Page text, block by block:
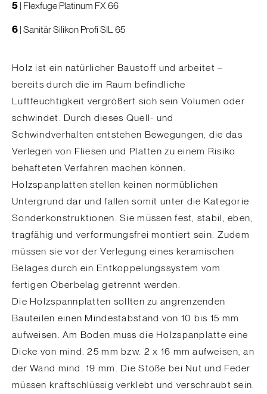
5 Flexfuge Platinum FX 66
6 Sanitär Silikon Profi SIL 65
Holz ist ein natürlicher Baustoff und arbeitet –
bereits durch die im Raum befindliche
Luftfeuchtigkeit vergrößert sich sein Volumen oder
schwindet. Durch dieses Quell- und
Schwindverhalten entstehen Bewegungen, die das
Verlegen von Fliesen und Platten zu einem Risiko
behafteten Verfahren machen können.
Holzspanplatten stellen keinen normüblichen
Untergrund dar und fallen somit unter die Kategorie
Sonderkonstruktionen. Sie müssen fest, stabil, eben,
tragfähig und verformungsfrei montiert sein. Zudem
müssen sie vor der Verlegung eines keramischen
Belages durch ein Entkoppelungssystem vom
fertigen Oberbelag getrennt werden.
Die Holzspannplatten sollten zu angrenzenden
Bauteilen einen Mindestabstand von 10 bis 15 mm
aufweisen. Am Boden muss die Holzspanplatte eine
Dicke von mind. 25 mm bzw. 2 x 16 mm aufweisen, an
der Wand mind. 19 mm. Die Stöße bei Nut und Feder
müssen kraftschlüssig verklebt und verschraubt sein.